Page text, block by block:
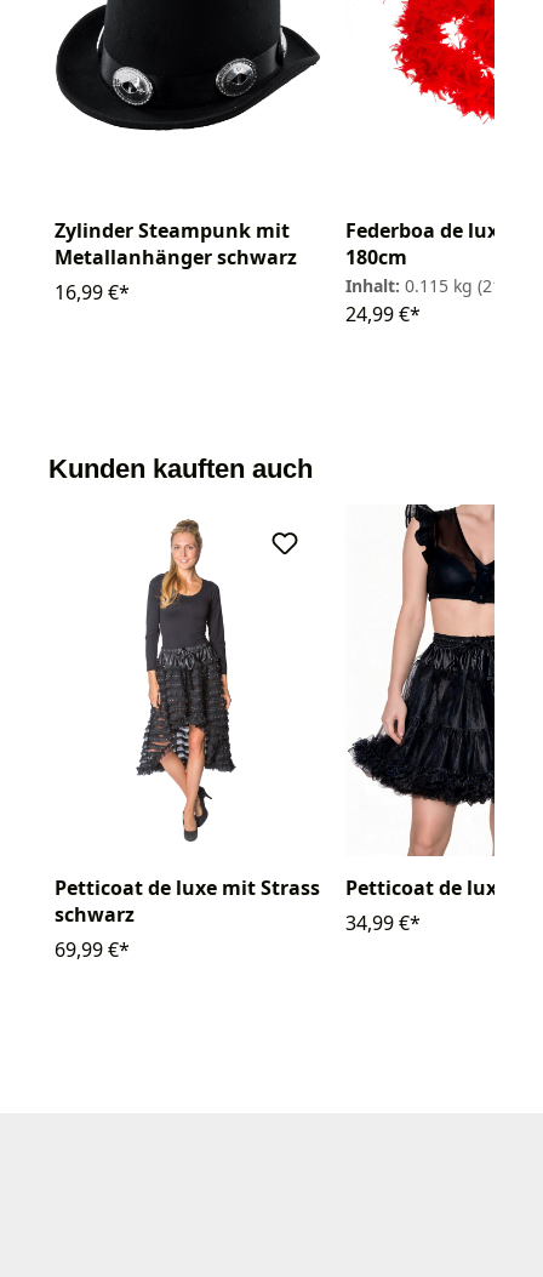
Zylinder Steampunk mit
Metallanhänger schwarz
16,99 €*
Federboa de luxe
180cm
Inhalt: 0.115 kg (217,30
24,99 €*
Kunden kauften auch
Petticoat de luxe mit Strass
schwarz
69,99 €*
Petticoat de luxe
34,99 €*